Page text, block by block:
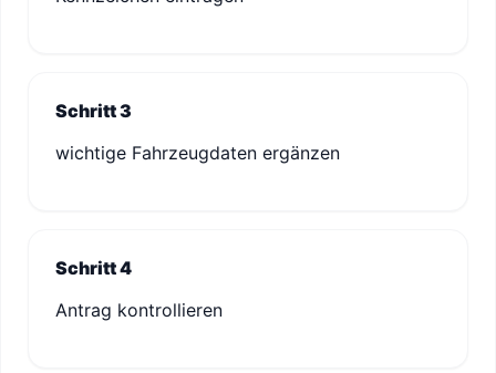
Schritt 3
wichtige Fahrzeugdaten ergänzen
Schritt 4
Antrag kontrollieren